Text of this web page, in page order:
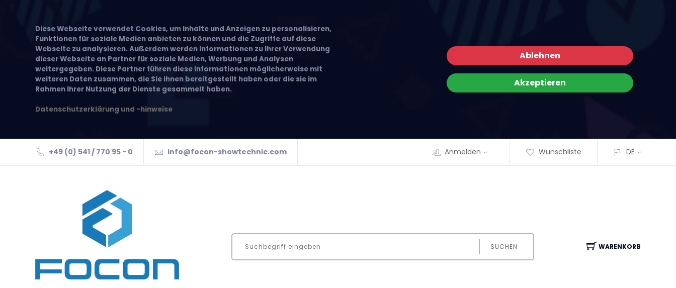
Diese Webseite verwendet Cookies, um Inhalte und Anzeigen zu personalisieren,
Funktionen für soziale Medien anbieten zu können und die Zugriffe auf diese
Webseite zu analysieren. Außerdem werden Informationen zu Ihrer Verwendung
dieser Webseite an Partner für soziale Medien, Werbung und Analysen
weitergegeben. Diese Partner führen diese Informationen möglicherweise mit
weiteren Daten zusammen, die Sie ihnen bereitgestellt haben oder die sie im
Rahmen Ihrer Nutzung der Dienste gesammelt haben.
Datenschutzerklärung und -hinweise
Ablehnen
Akzeptieren
+49 (0) 541 / 770 95 - 0 info@focon-showtechnic.com Anmelden Wunschliste DE
SUCHEN WARENKORB